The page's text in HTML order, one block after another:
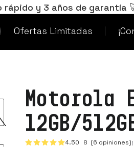
rápido y 3 años de garantía
Ofertas Limitadas
Motorola
12GB/
4.50 8 (6 opiniones)